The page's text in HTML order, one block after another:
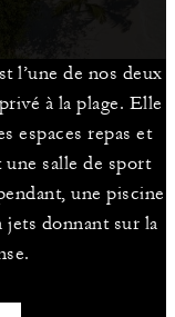
l’une de nos deux
à la plage. Elle
espaces repas et
salle de sport
une piscine
jets donnant sur la